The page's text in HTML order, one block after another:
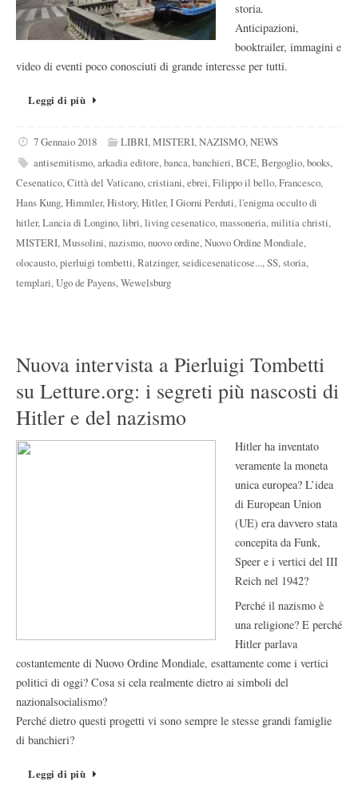
storia.
Anticipazioni,
booktrailer, immagini e
video di eventi poco conosciuti di grande interesse per tutti.
Leggi di più
7 Gennaio 2018 LIBRI,MISTERI,NAZISMO,NEWS
antisemitismo,arkadia editore,banca,banchieri,BCE,Bergoglio,books,
Cesenatico,Città del Vaticano,cristiani,ebrei,Filippo il bello,Francesco,
Hans Kung,Himmler,History,Hitler,I Giorni Perduti,l'enigma occulto di
hitler,Lancia di Longino,libri,living cesenatico,massoneria,militia christi,
MISTERI,Mussolini,nazismo,nuovo ordine,Nuovo Ordine Mondiale,
olocausto,pierluigi tombetti,Ratzinger,seidicesenaticose...,SS,storia,
templari,Ugo de Payens,Wewelsburg
Nuova intervista a Pierluigi Tombetti
su Letture.org: i segreti più nascosti di
Hitler e del nazismo
Hitler ha inventato
veramente la moneta
unica europea? L’idea
di European Union
(UE) era davvero stata
concepita da Funk,
Speer e i vertici del III
Reich nel 1942?
Perché il nazismo è
una religione? E perché
Hitler parlava
costantemente di Nuovo Ordine Mondiale, esattamente come i vertici
politici di oggi? Cosa si cela realmente dietro ai simboli del
nazionalsocialismo?
Perché dietro questi progetti vi sono sempre le stesse grandi famiglie
di banchieri?
Leggi di più